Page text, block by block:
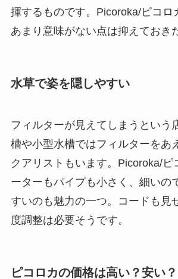
揮するものです。Picoroka/ピコロ
あまり意味がない点は抑えておき
水草で姿を隠しやすい
フィルターが見えてしまうという
槽や小型水槽ではフィルターをあ
クアリストもいます。Picoroka/ピ
ーターもパイプも小さく、細いの
すいのも魅力の一つ。コードも見
度調整は必要そうです。
ピコロカの価格は高い？安い？